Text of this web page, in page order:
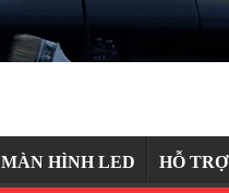
MÀN HÌNH LED HỖ TRỢ